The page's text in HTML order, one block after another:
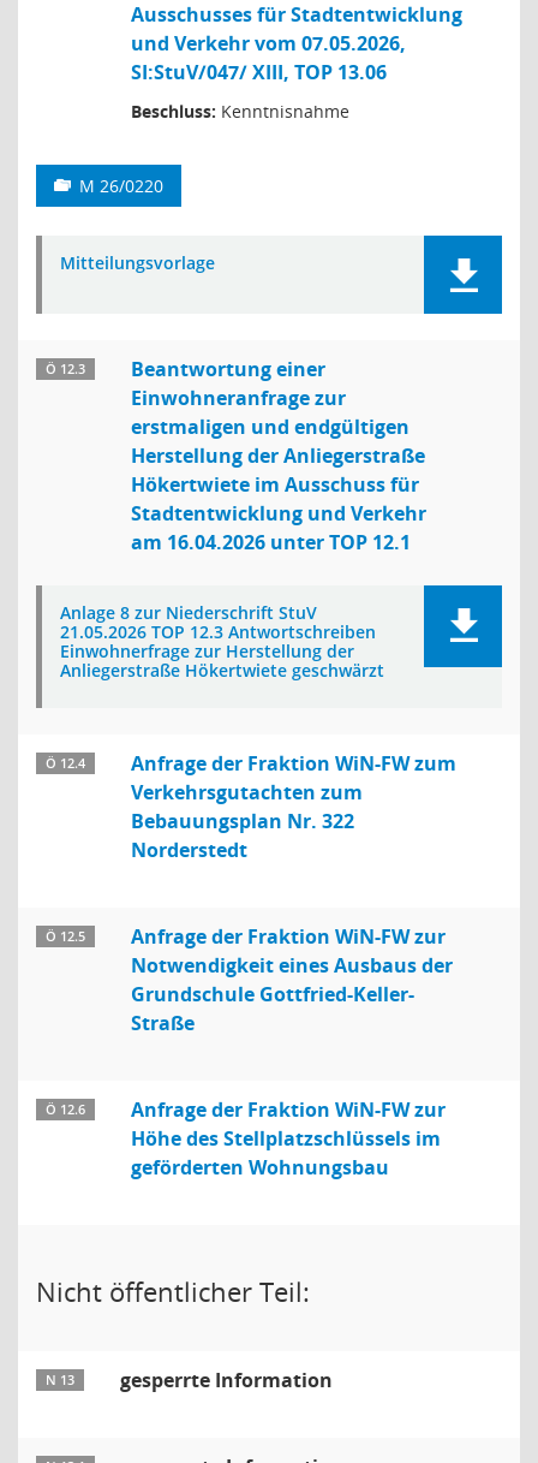
Ausschusses für Stadtentwicklung
und Verkehr vom 07.05.2026,
SI:StuV/047/ XIII, TOP 13.06
Beschluss: Kenntnisnahme
M 26/0220
Mitteilungsvorlage
Ö 12.3
Beantwortung einer
Einwohneranfrage zur
erstmaligen und endgültigen
Herstellung der Anliegerstraße
Hökertwiete im Ausschuss für
Stadtentwicklung und Verkehr
am 16.04.2026 unter TOP 12.1
Anlage 8 zur Niederschrift StuV
21.05.2026 TOP 12.3 Antwortschreiben
Einwohnerfrage zur Herstellung der
Anliegerstraße Hökertwiete geschwärzt
Ö 12.4
Anfrage der Fraktion WiN-FW zum
Verkehrsgutachten zum
Bebauungsplan Nr. 322
Norderstedt
Ö 12.5
Anfrage der Fraktion WiN-FW zur
Notwendigkeit eines Ausbaus der
Grundschule Gottfried-Keller-
Straße
Ö 12.6
Anfrage der Fraktion WiN-FW zur
Höhe des Stellplatzschlüssels im
geförderten Wohnungsbau
Nicht öffentlicher Teil:
N 13 gesperrte Information